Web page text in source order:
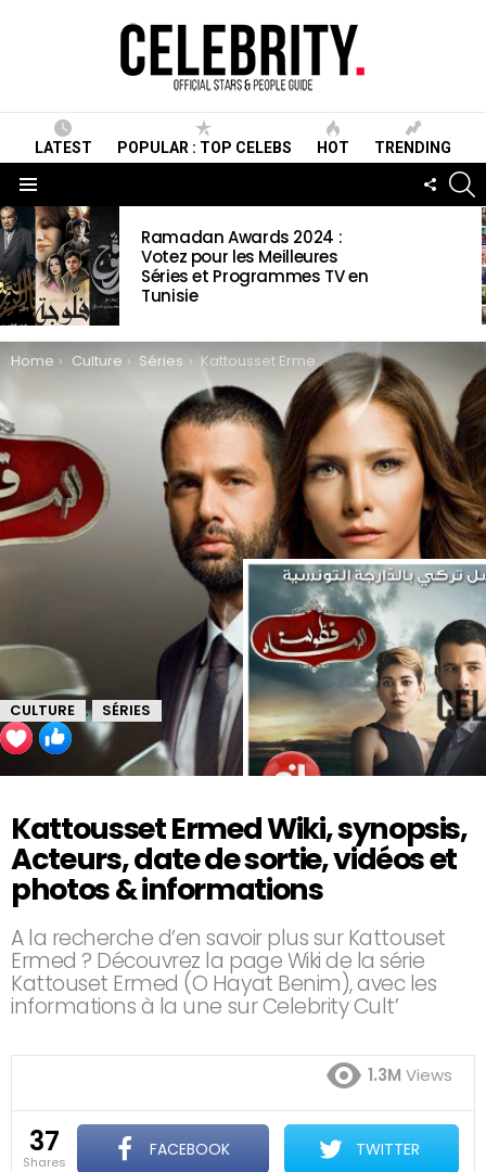
LATEST POPULAR : TOP CELEBS HOT TRENDING
LATEST
STORIES
Ramadan Awards 2024 :
Votez pour les Meilleures
Séries et Programmes TV en
Tunisie
You are here:
Home Culture Séries Kattousset Ermed Wiki, synopsis, Acteurs, date de sortie, vidéos et photos & informations
CULTURE , SÉRIES
Kattousset Ermed Wiki, synopsis,
Acteurs, date de sortie, vidéos et
photos & informations
A la recherche d’en savoir plus sur Kattouset
Ermed ? Découvrez la page Wiki de la série
Kattouset Ermed (O Hayat Benim), avec les
informations à la une sur Celebrity Cult’
1.3M Views
37
shares
FACEBOOK TWITTER